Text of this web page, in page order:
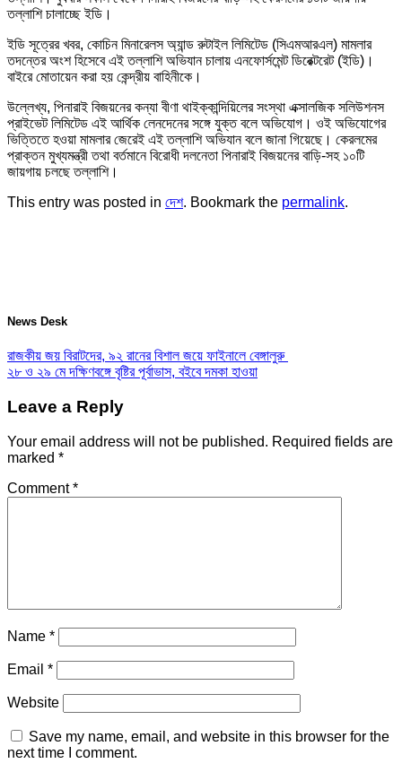
তল্লাশি চালাচ্ছে ইডি।
ইডি সূত্রের খবর, কোচিন মিনারেলস অ্যান্ড রুটাইল লিমিটেড (সিএমআরএল) মামলার
তদন্তের অংশ হিসেবে এই তল্লাশি অভিযান চালায় এনফোর্সমেন্ট ডিরেক্টরেট (ইডি)।
বাইরে মোতায়েন করা হয় কেন্দ্রীয় বাহিনীকে।
উল্লেখ্য, পিনারাই বিজয়নের কন্যা বীণা থাইক্কান্দিয়িলের সংস্থা এক্সালজিক সলিউশনস
প্রাইভেট লিমিটেড এই আর্থিক লেনদেনের সঙ্গে যুক্ত বলে অভিযোগ। ওই অভিযোগের
ভিত্তিতে হওয়া মামলার জেরেই এই তল্লাশি অভিযান বলে জানা গিয়েছে। কেরলমের
প্রাক্তন মুখ্যমন্ত্রী তথা বর্তমানে বিরোধী দলনেতা পিনারাই বিজয়নের বাড়ি-সহ ১০টি
জায়গায় চলছে তল্লাশি।
This entry was posted in দেশ. Bookmark the permalink.
News Desk
রাজকীয় জয় বিরাটদের, ৯২ রানের বিশাল জয়ে ফাইনালে বেঙ্গালুরু
২৮ ও ২৯ মে দক্ষিণবঙ্গে বৃষ্টির পূর্বাভাস, বইবে দমকা হাওয়া
Leave a Reply
Your email address will not be published. Required fields are
marked *
Comment*
Name *
Email *
Website
Save my name, email, and website in this browser for the
next time I comment.